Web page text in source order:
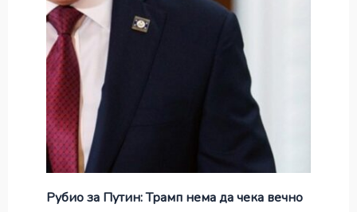
Рубио за Путин: Трамп нема да чека вечно